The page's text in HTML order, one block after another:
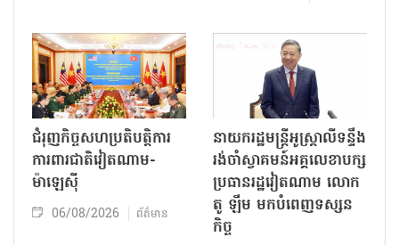
ជំរុញកិច្ចសហប្រតិបត្តិការ
ការពារជាតិវៀតណាម-
ម៉ាឡេស៊ី
06/08/2026 ព័ត៌មាន
នាយករដ្ឋមន្ត្រីអូស្ត្រាលីទន្ទឹង
រង់ចាំស្វាគមន៍អគ្គលេខាបក្ស
ប្រធានរដ្ឋវៀតណាម លោក
តូ ឡឹម មកបំពេញទស្សន
កិច្ច